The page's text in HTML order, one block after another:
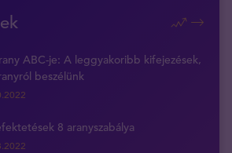
ABC-je: A leggyakoribb kifejezések,
beszélünk
8 aranyszabálya